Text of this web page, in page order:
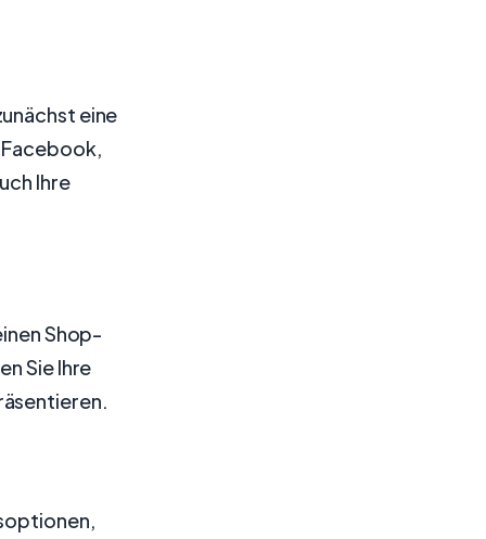
eine
Facebook,
Ihre
Shop-
Sie Ihre